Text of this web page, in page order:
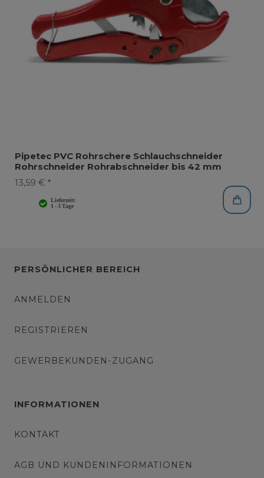
Pipetec PVC Rohrschere Schlauchschneider
Rohrschneider Rohrabschneider bis 42 mm
13,59 € *
PERSÖNLICHER BEREICH
ANMELDEN
REGISTRIEREN
GEWERBEKUNDEN-ZUGANG
INFORMATIONEN
KONTAKT
AGB UND KUNDENINFORMATIONEN